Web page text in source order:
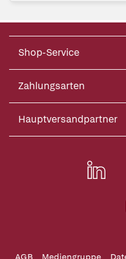
Shop-Service
Zahlungsarten
Hauptversandpartner
AGB Mediengruppe